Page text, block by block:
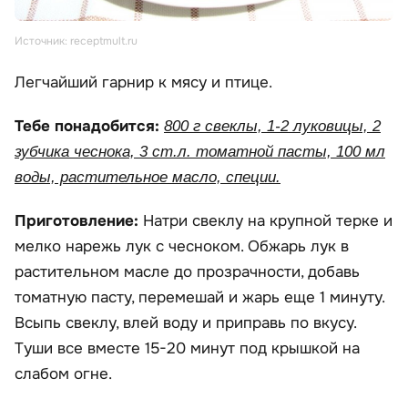
Источник: receptmult.ru
Легчайший гарнир к мясу и птице.
Тебе понадобится: 800 г свеклы, 1-2 луковицы, 2
зубчика чеснока, 3 ст.л. томатной пасты, 100 мл
воды, растительное масло, специи.
Приготовление: Натри свеклу на крупной терке и
мелко нарежь лук с чесноком. Обжарь лук в
растительном масле до прозрачности, добавь
томатную пасту, перемешай и жарь еще 1 минуту.
Всыпь свеклу, влей воду и приправь по вкусу.
Туши все вместе 15-20 минут под крышкой на
слабом огне.